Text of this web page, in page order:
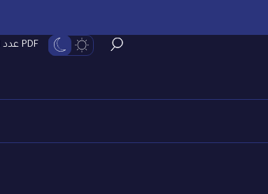
PDF عدد اليوم